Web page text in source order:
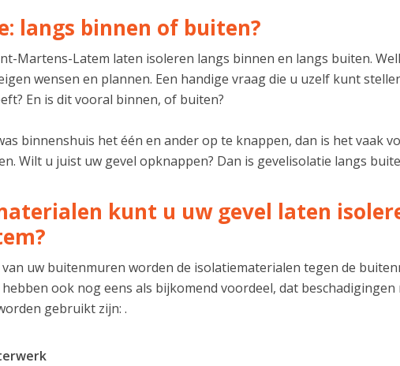
langs binnen of buiten?
Martens-Latem laten isoleren langs binnen en langs buiten.
wensen en plannen. Een handige vraag die u uzelf kunt
En is dit vooral binnen, of buiten?
binnenshuis het één en ander op te knappen, dan is het vaak
Wilt u juist uw gevel opknappen? Dan is gevelisolatie langs
kunt u uw gevel laten
uw buitenmuren worden de isolatiematerialen tegen de
ook nog eens als bijkomend voordeel, dat
gebruikt zijn: .